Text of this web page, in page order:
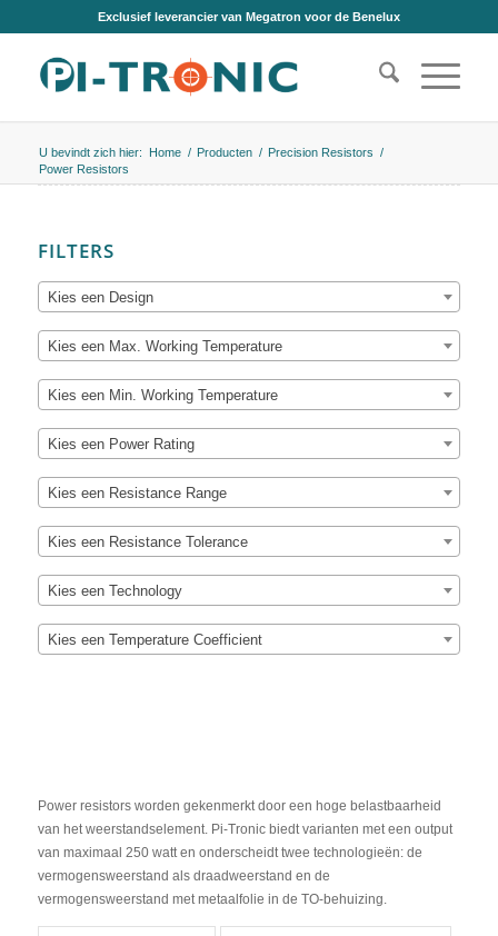
Exclusief leverancier van Megatron voor de Benelux
U bevindt zich hier: Home / Producten / Precision Resistors /
Power Resistors
FILTERS
Kies een Design
Kies een Max. Working Temperature
Kies een Min. Working Temperature
Kies een Power Rating
Kies een Resistance Range
Kies een Resistance Tolerance
Kies een Technology
Kies een Temperature Coefficient
Power resistors worden gekenmerkt door een hoge belastbaarheid
van het weerstandselement. Pi-Tronic biedt varianten met een output
van maximaal 250 watt en onderscheidt twee technologieën: de
vermogensweerstand als draadweerstand en de
vermogensweerstand met metaalfolie in de TO-behuizing.